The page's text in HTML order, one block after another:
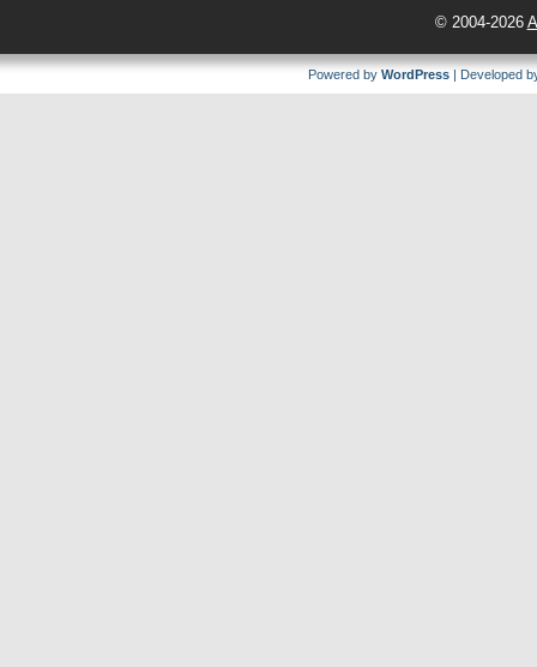
© 2004-2026
Powered by WordPress | Developed